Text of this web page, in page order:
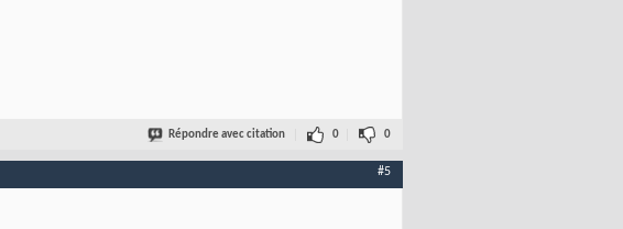
Répondre avec citation 0 0
#5